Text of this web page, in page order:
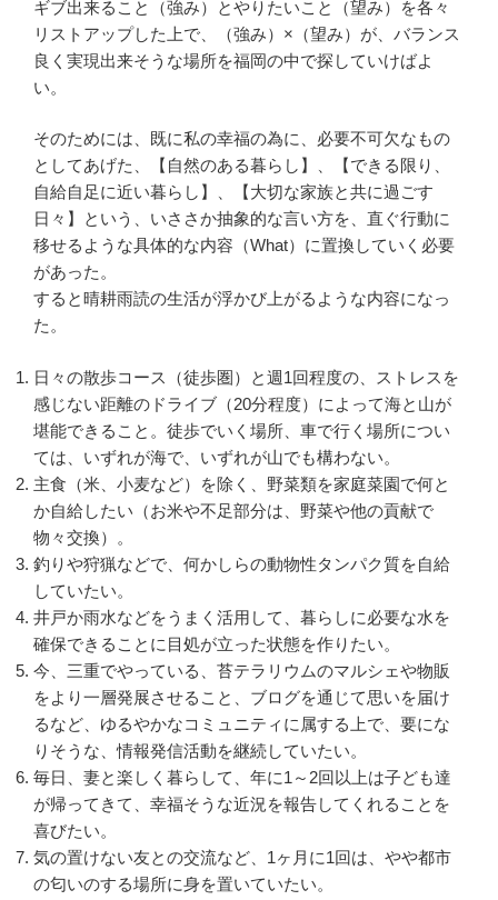
ギブ出来ること（強み）とやりたいこと（望み）を各々
リストアップした上で、（強み）×（望み）が、バランス
良く実現出来そうな場所を福岡の中で探していけばよ
い。
そのためには、既に私の幸福の為に、必要不可欠なもの
としてあげた、【自然のある暮らし】、【できる限り、
自給自足に近い暮らし】、【大切な家族と共に過ごす
日々】という、いささか抽象的な言い方を、直ぐ行動に
移せるような具体的な内容（What）に置換していく必要
があった。
すると晴耕雨読の生活が浮かび上がるような内容になっ
た。
日々の散歩コース（徒歩圏）と週1回程度の、ストレスを
感じない距離のドライブ（20分程度）によって海と山が
堪能できること。徒歩でいく場所、車で行く場所につい
ては、いずれが海で、いずれが山でも構わない。
主食（米、小麦など）を除く、野菜類を家庭菜園で何と
か自給したい（お米や不足部分は、野菜や他の貢献で
物々交換）。
釣りや狩猟などで、何かしらの動物性タンパク質を自給
していたい。
井戸か雨水などをうまく活用して、暮らしに必要な水を
確保できることに目処が立った状態を作りたい。
今、三重でやっている、苔テラリウムのマルシェや物販
をより一層発展させること、ブログを通じて思いを届け
るなど、ゆるやかなコミュニティに属する上で、要にな
りそうな、情報発信活動を継続していたい。
毎日、妻と楽しく暮らして、年に1～2回以上は子ども達
が帰ってきて、幸福そうな近況を報告してくれることを
喜びたい。
気の置けない友との交流など、1ヶ月に1回は、やや都市
の匂いのする場所に身を置いていたい。